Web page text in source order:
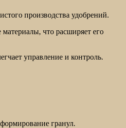
производства удобрений.
что расширяет его
управление и контроль.
гранул.